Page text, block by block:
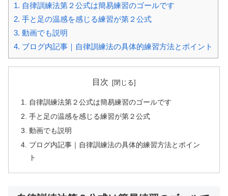
1. 自律訓練法第２公式は簡易練習のゴールです
2. 手と足の温感を感じる練習が第２公式
3. 動画でも説明
4. ブログ内記事｜自律訓練法の具体的練習方法とポイント
目次
自律訓練法第２公式は簡易練習のゴールです
手と足の温感を感じる練習が第２公式
動画でも説明
ブログ内記事｜自律訓練法の具体的練習方法とポイン
ト